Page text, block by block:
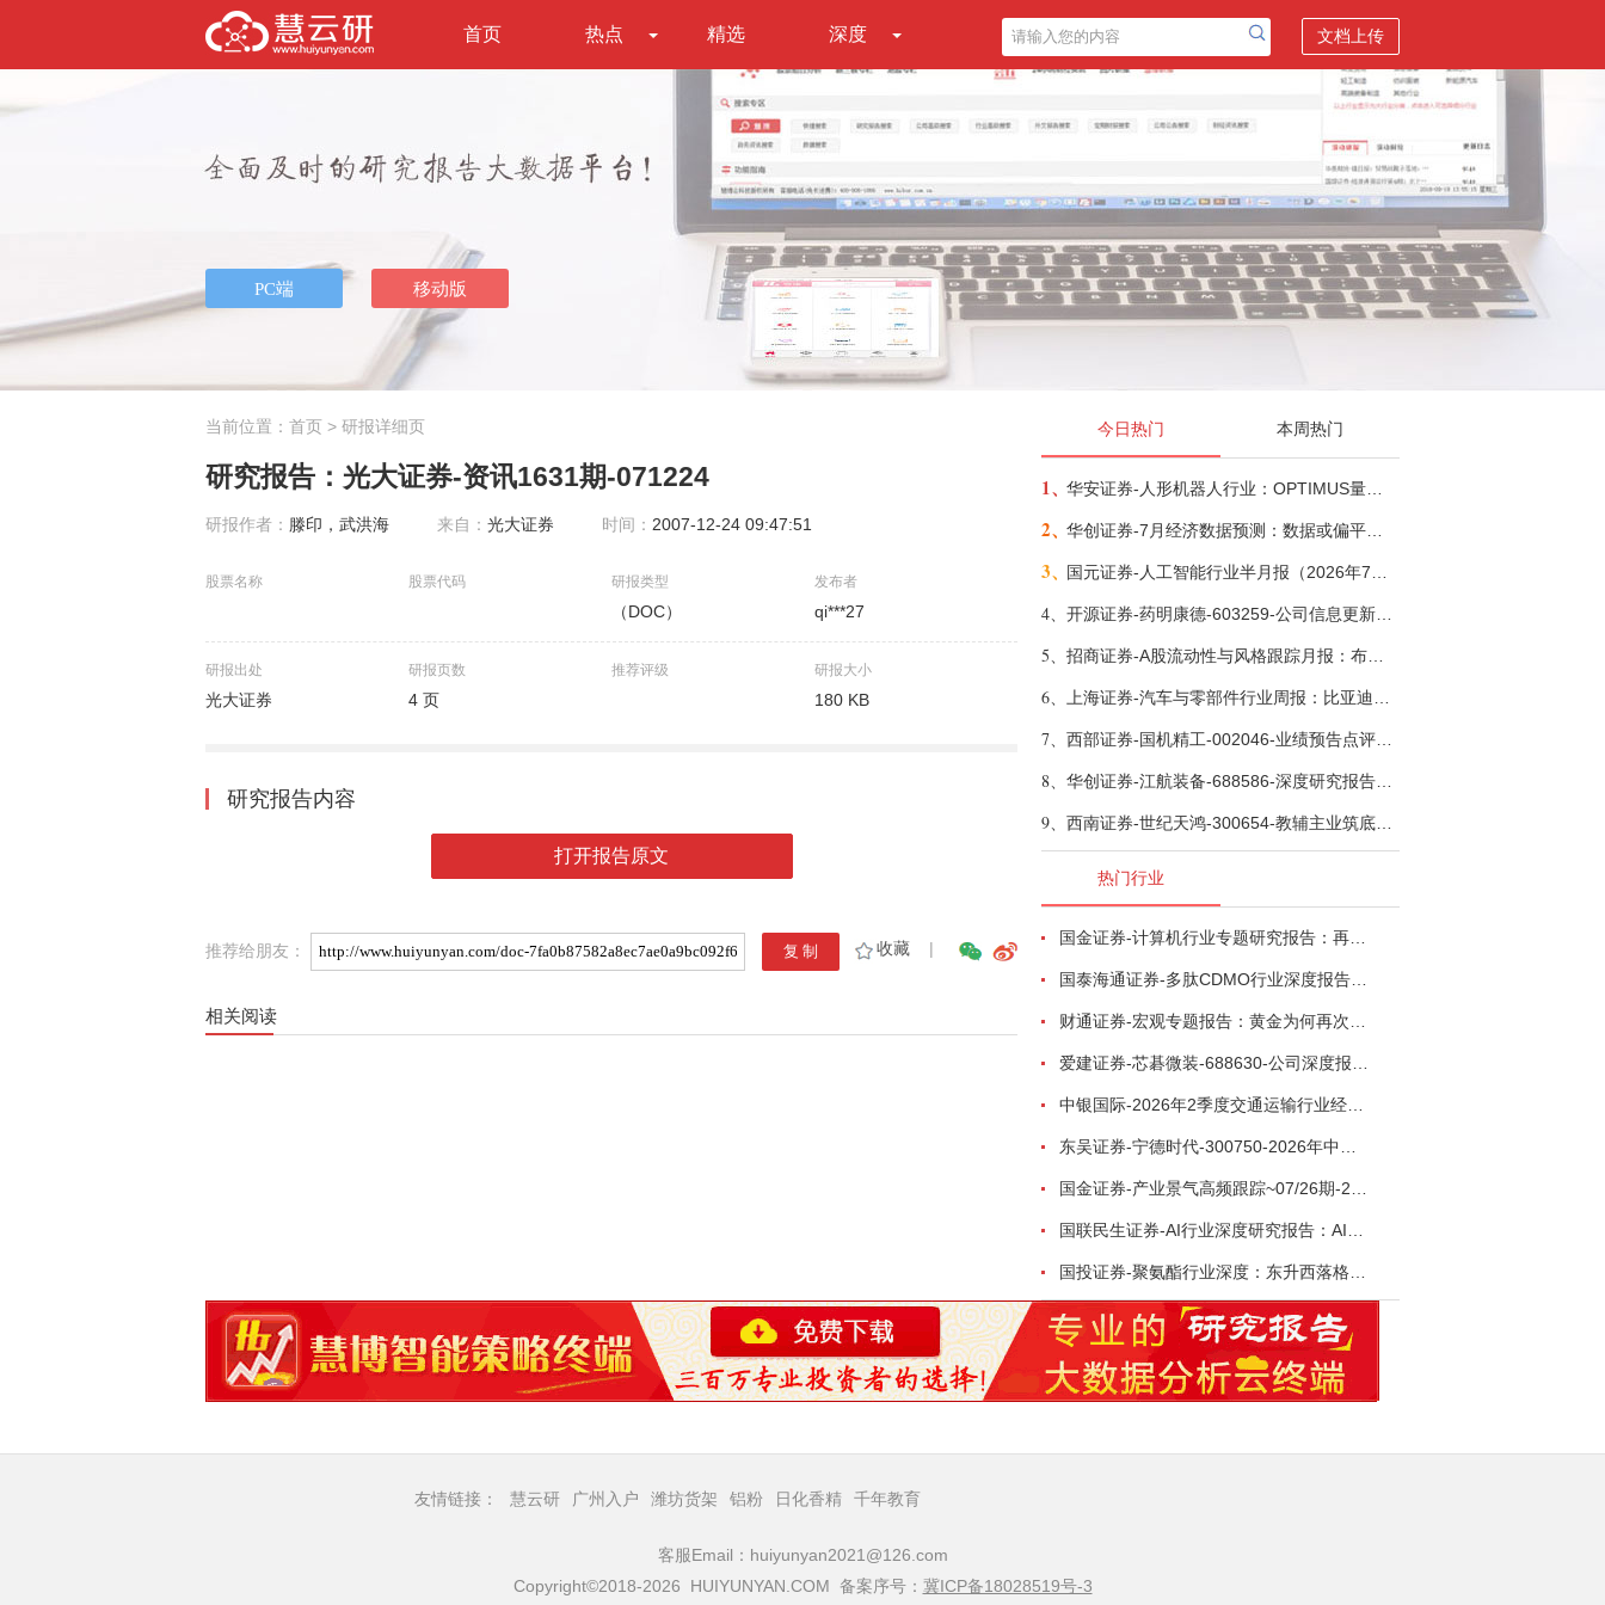
首页 热点 精选 深度 文档上传
当前位置： 首页 > 研报详细页
研究报告：光大证券-资讯1631期-071224
研报作者： 滕印，武洪海 来自： 光大证券 时间： 2007-12-24 09:47:51
股票名称 股票代码 研报类型
（DOC）
发布者
qi***27
研报出处
光大证券
研报页数
4 页
推荐评级 研报大小
180 KB
研究报告内容
打开报告原文
推荐给朋友： 收藏 |
相关阅读
今日热门 本周热门
1、
2、
3、
4、
5、
6、
7、
8、
9、
热门行业
友情链接： 慧云研 广州入户 潍坊货架 铝粉 日化香精 千年教育
客服Email：huiyunyan2021@126.com
Copyright©2018-2026 HUIYUNYAN.COM 备案序号： 冀ICP备18028519号-3